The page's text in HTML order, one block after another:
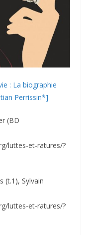
: La biographie
Perrissin*]
(BD
luttes-et-ratures/?
(t.1), Sylvain
luttes-et-ratures/?